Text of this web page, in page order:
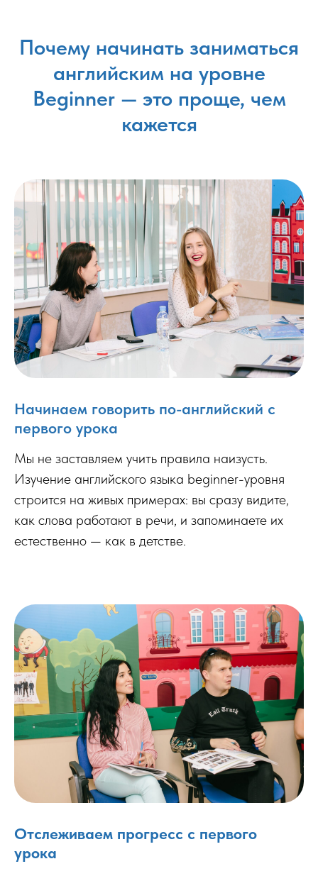
Почему начинать заниматься
английским на уровне
Beginner — это проще, чем
кажется
Начинаем говорить по-английский с
первого урока
Мы не заставляем учить правила наизусть.
Изучение английского языка beginner-уровня
строится на живых примерах: вы сразу видите,
как слова работают в речи, и запоминаете их
естественно — как в детстве.
Отслеживаем прогресс с первого
урока